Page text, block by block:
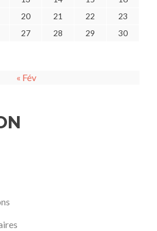
20 21 22
23
27 28 29
30
« Fév